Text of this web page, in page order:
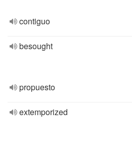
contiguo
besought
propuesto
extemporized